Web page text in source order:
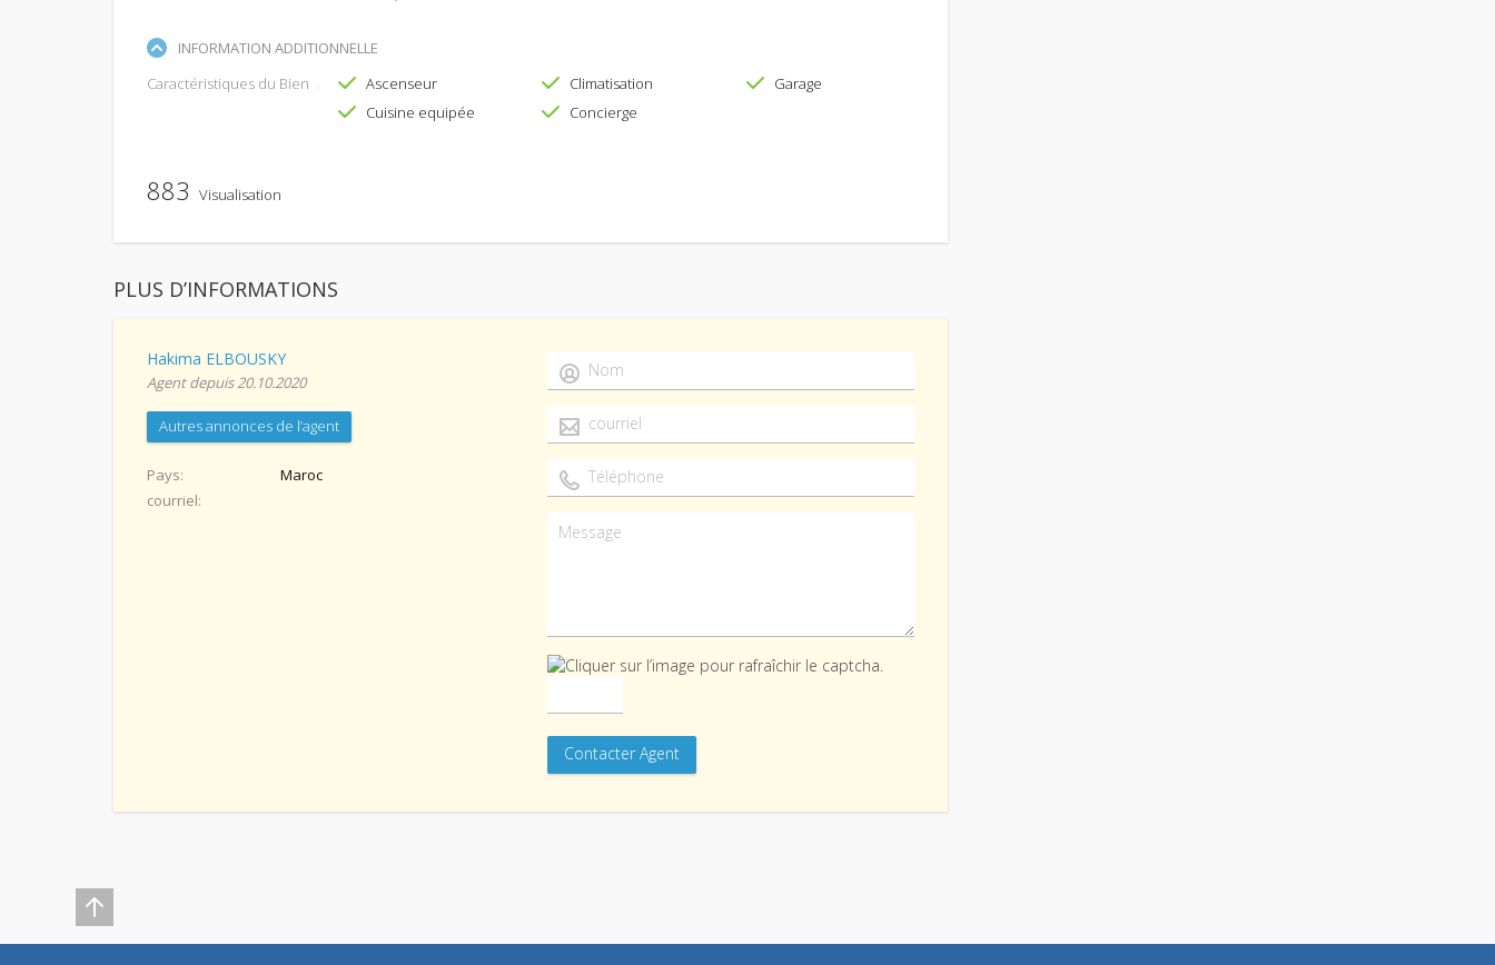
INFORMATION ADDITIONNELLE
Caractéristiques du Bien
Ascenseur Climatisation
Garage
Cuisine equipée
Concierge
883 Visualisation
PLUS D’INFORMATIONS
Hakima ELBOUSKY
Agent depuis 20.10.2020
Autres annonces de l’agent
Pays
Maroc
courriel